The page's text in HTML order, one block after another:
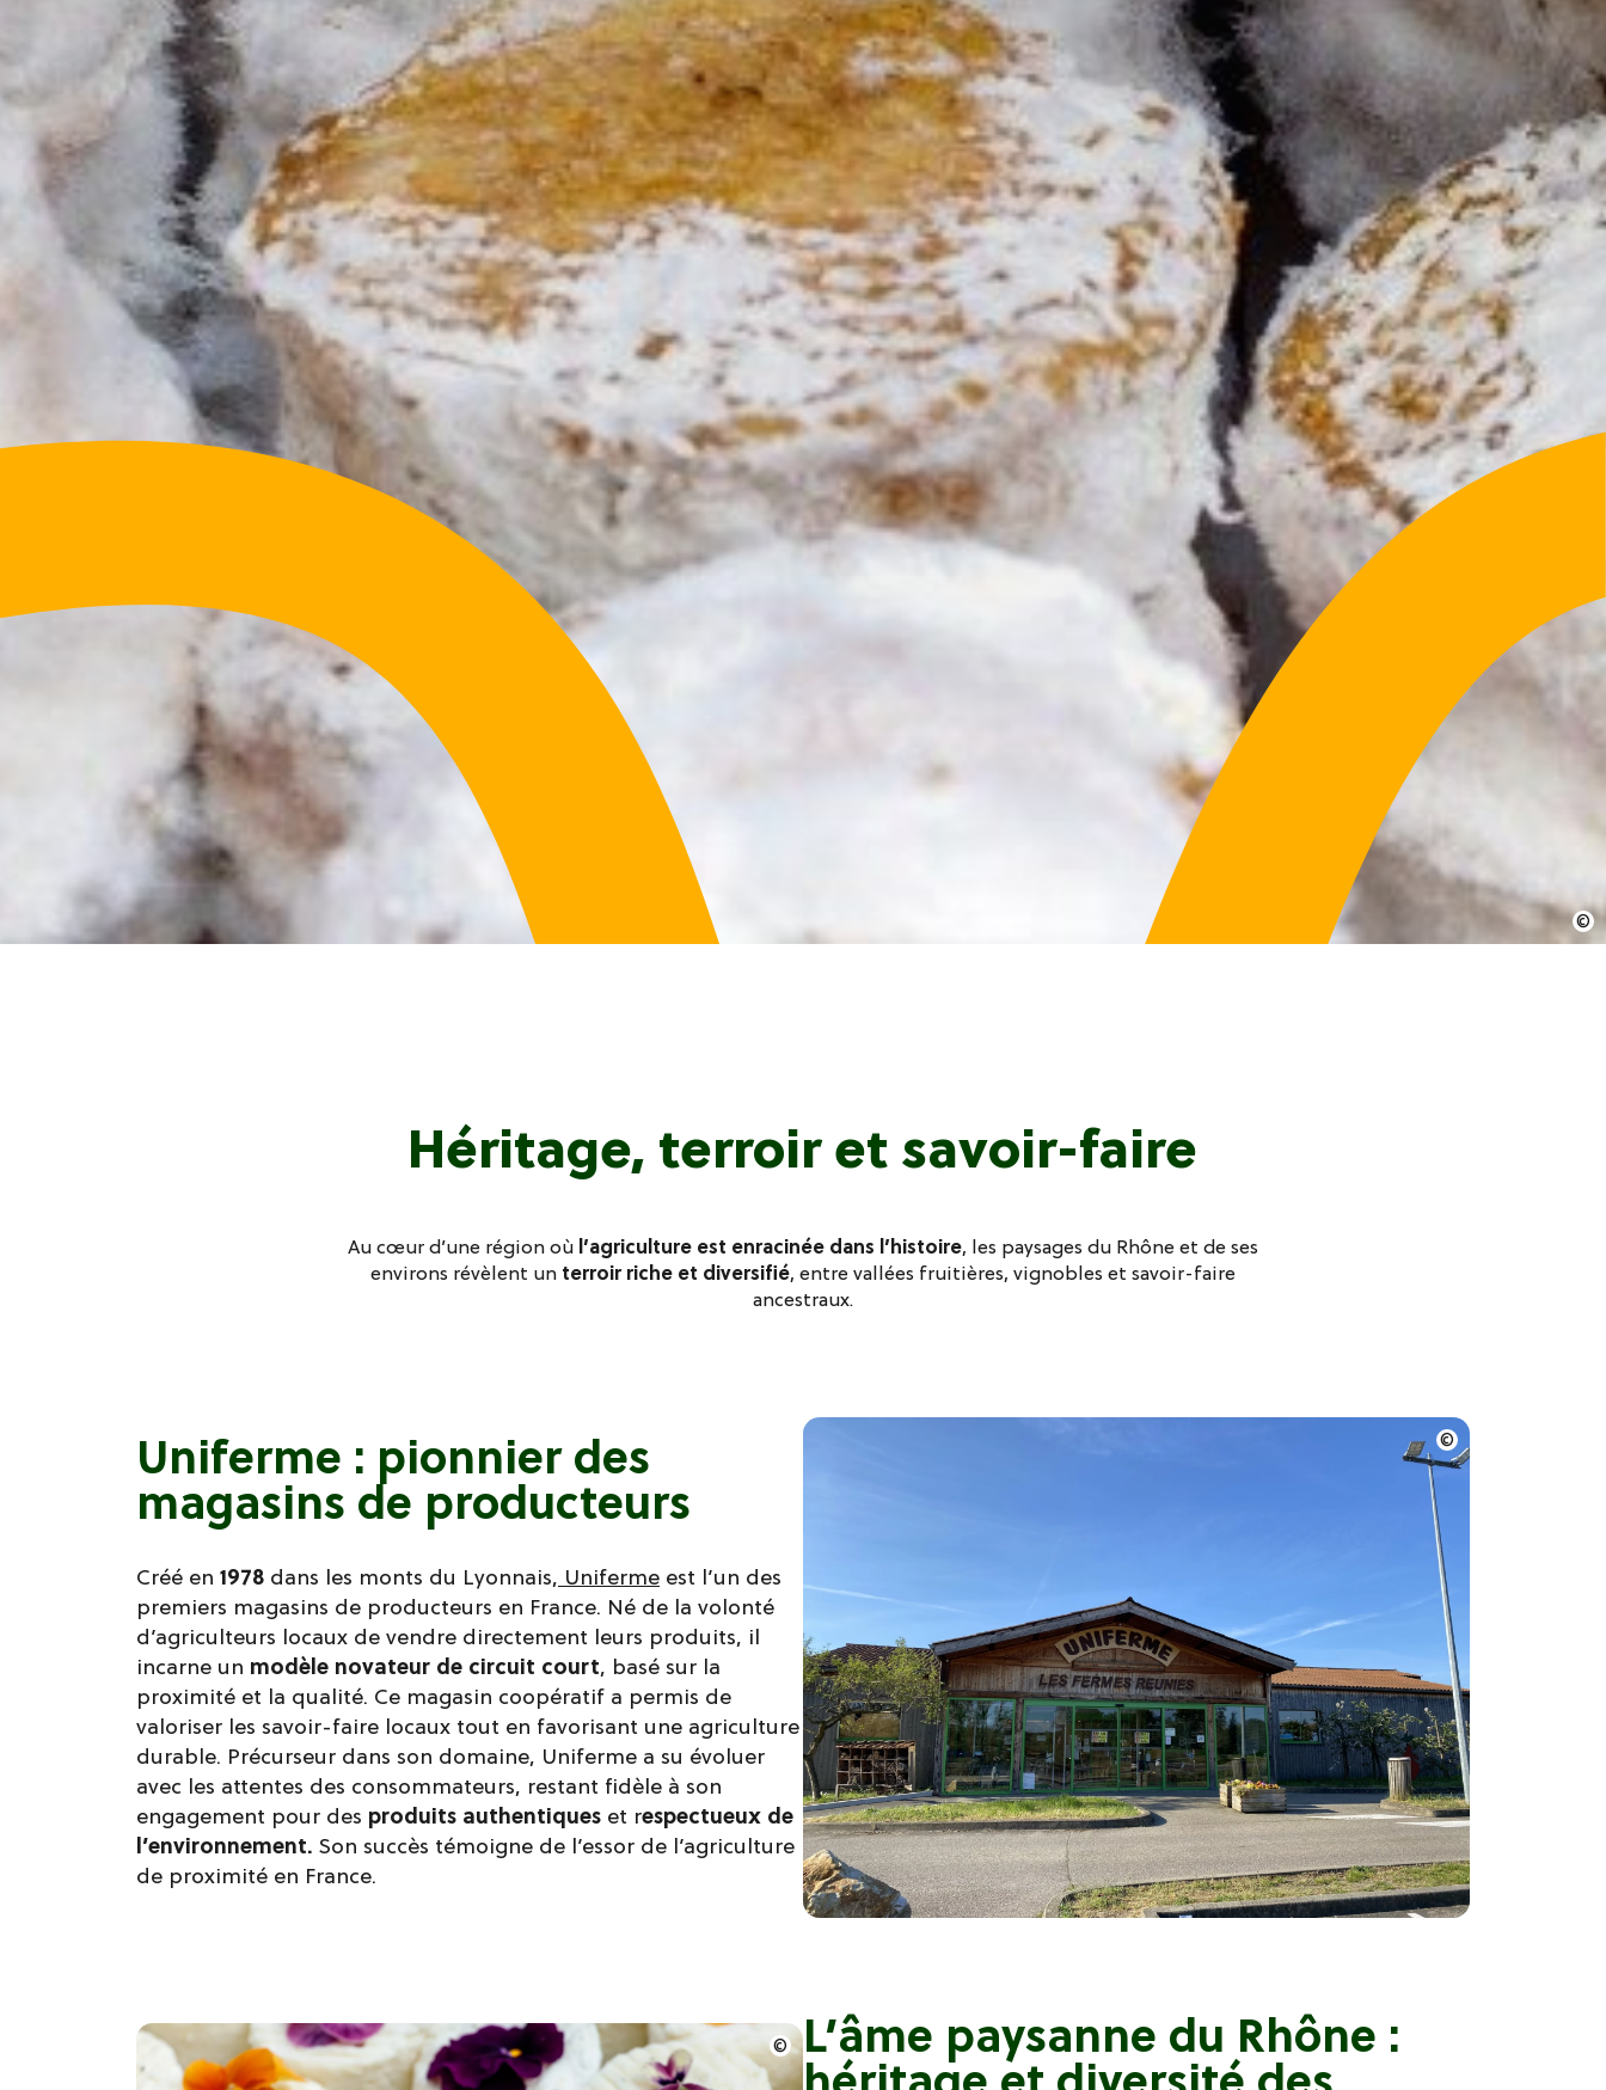
Héritage, terroir et savoir-faire
Au cœur d’une région oùl’agriculture est enracinée dans l’histoire, les paysages du Rhône et de ses
environs révèlent unterroir riche et diversifié, entre vallées fruitières, vignobles et savoir-faire
ancestraux.
Uniferme : pionnier des
magasins de producteurs
Créé en 1978 dans les monts du Lyonnais, Uniferme est l’un des
premiers magasins de producteurs en France. Né de la volonté
d’agriculteurs locaux de vendre directement leurs produits, il
incarne un modèle novateur de circuit court, basé sur la
proximité et la qualité. Ce magasin coopératif a permis de
valoriser les savoir-faire locaux tout en favorisant une agriculture
durable. Précurseur dans son domaine, Uniferme a su évoluer
avec les attentes des consommateurs, restant fidèle à son
engagement pour des produits authentiques et respectueux de
l’environnement. Son succès témoigne de l’essor de l’agriculture
de proximité en France.
L’âme paysanne du Rhône :